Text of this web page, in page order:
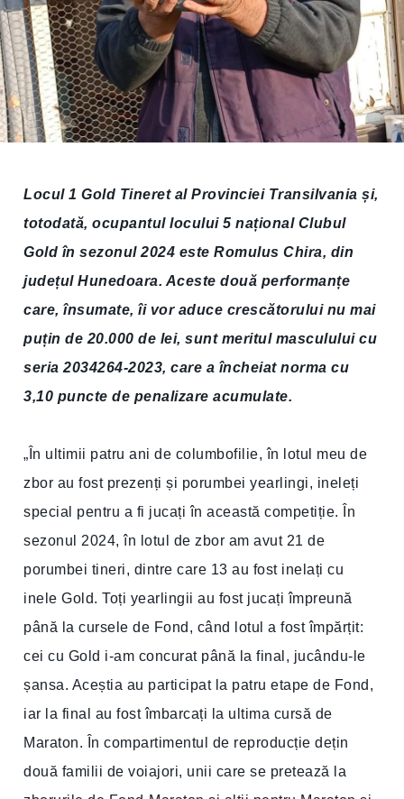
Locul 1 Gold Tineret al Provinciei Transilvania și,
totodată, ocupantul locului 5 național Clubul
Gold în sezonul 2024 este Romulus Chira, din
județul Hunedoara. Aceste două performanțe
care, însumate, îi vor aduce crescătorului nu mai
puțin de 20.000 de lei, sunt meritul masculului cu
seria 2034264-2023, care a încheiat norma cu
3,10 puncte de penalizare acumulate.
„În ultimii patru ani de columbofilie, în lotul meu de
zbor au fost prezenți și porumbei yearlingi, ineleți
special pentru a fi jucați în această competiție. În
sezonul 2024, în lotul de zbor am avut 21 de
porumbei tineri, dintre care 13 au fost inelați cu
inele Gold. Toți yearlingii au fost jucați împreună
până la cursele de Fond, când lotul a fost împărțit:
cei cu Gold i-am concurat până la final, jucându-le
șansa. Aceștia au participat la patru etape de Fond,
iar la final au fost îmbarcați la ultima cursă de
Maraton. În compartimentul de reproducție dețin
două familii de voiajori, unii care se pretează la